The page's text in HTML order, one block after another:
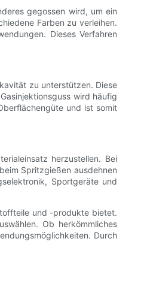
gegossen wird, um ein
Farben zu verleihen.
Dieses Verfahren
zu unterstützen. Diese
wird häufig
und ist somit
herzustellen. Bei
Spritzgießen ausdehnen
Sportgeräte und
und -produkte bietet.
Ob herkömmliches
Durch